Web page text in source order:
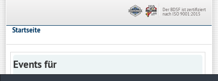
Der BDSF ist zertifiziert
nach ISO 9001:2015
Startseite
Events für